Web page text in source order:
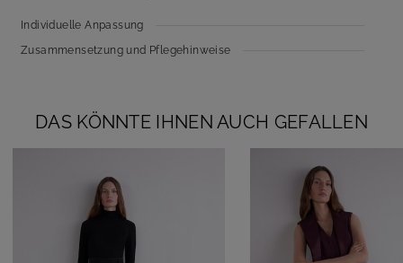
Individuelle Anpassung
Zusammensetzung und Pflegehinweise
DAS KÖNNTE IHNEN AUCH GEFALLEN